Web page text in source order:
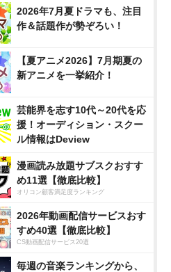
2026年7月夏ドラマも、注目
作＆話題作が勢ぞろい！
【夏アニメ2026】7月期夏の
新アニメを一挙紹介！
芸能界を志す10代～20代を応
援！オーディション・スクー
ル情報はDeview
漫画読み放題サブスクおすす
め11選【徹底比較】
オリコン顧客満足度ランキング
2026年動画配信サービスおす
すめ40選【徹底比較】
CS動画配信サービス20選
毎週の音楽ランキングから、